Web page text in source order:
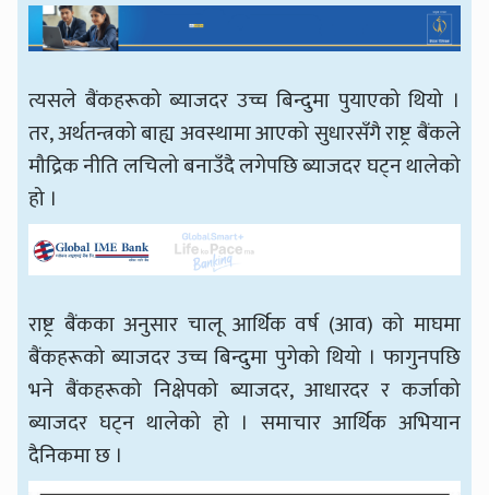
त्यसले बैंकहरूको ब्याजदर उच्च बिन्दुमा पुयाएको थियो ।
तर, अर्थतन्त्रको बाह्य अवस्थामा आएको सुधारसँगै राष्ट्र बैंकले
मौद्रिक नीति लचिलो बनाउँदै लगेपछि ब्याजदर घट्न थालेको
हो ।
राष्ट्र बैंकका अनुसार चालू आर्थिक वर्ष (आव) को माघमा
बैंकहरूको ब्याजदर उच्च बिन्दुमा पुगेको थियो । फागुनपछि
भने बैंकहरूको निक्षेपको ब्याजदर, आधारदर र कर्जाको
ब्याजदर घट्न थालेको हो । समाचार आर्थिक अभियान
दैनिकमा छ ।